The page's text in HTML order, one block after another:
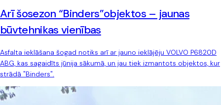
Arī šosezon “Binders”objektos – jaunas
būvtehnikas vienības
Asfalta ieklāšana šogad notiks arī ar jauno ieklājēju VOLVO P6820D
ABG, kas sagaidīts jūnija sākumā, un jau tiek izmantots objektos, kur
strādā "Binders".